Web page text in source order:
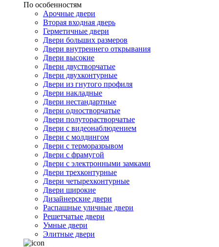
По особенностям
Арочные двери
Вторая входная дверь
Герметичные двери
Двери больших размеров
Двери внутреннего открывания
Двери высокие
Двери двустворчатые
Двери двухконтурные
Двери из гнутого профиля
Двери накладные
Двери нестандартные
Двери одностворчатые
Двери полуторастворчатые
Двери с видеонаблюдением
Двери с молдингом
Двери с терморазрывом
Двери с фрамугой
Двери с электронными замками
Двери трехконтурные
Двери четырехконтурные
Двери широкие
Дизайнерские двери
Распашные уличные двери
Решетчатые двери
Умные двери
Элитные двери